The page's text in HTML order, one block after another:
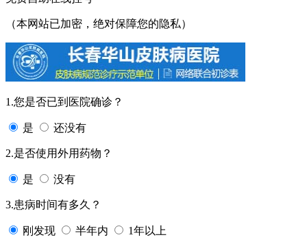
（本网站已加密，绝对保障您的隐私）
1.您是否已到医院确诊？
是 还没有
2.是否使用外用药物？
是 没有
3.患病时间有多久？
刚发现 半年内 1年以上